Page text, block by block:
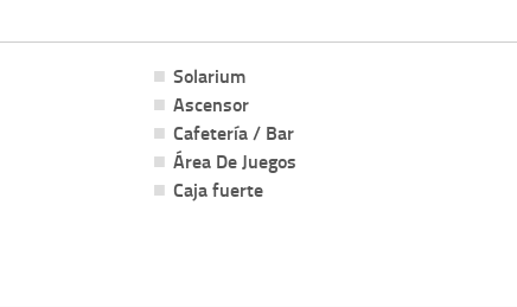
Solarium
Ascensor
Cafetería / Bar
Área De Juegos
Caja fuerte